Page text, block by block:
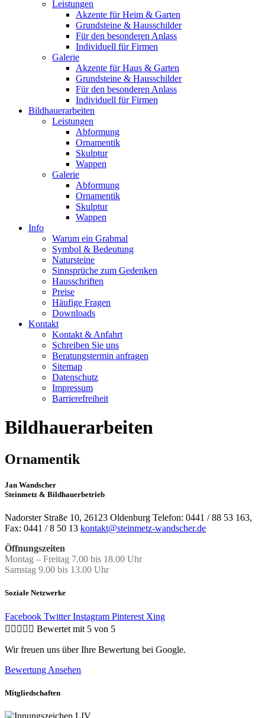
Leistungen
Akzente für Heim & Garten
Grundsteine & Hausschilder
Für den besonderen Anlass
Individuell für Firmen
Galerie
Akzente für Haus & Garten
Grundsteine & Hausschilder
Für den besonderen Anlass
Individuell für Firmen
Bildhauerarbeiten
Leistungen
Abformung
Ornamentik
Skulptur
Wappen
Galerie
Abformung
Ornamentik
Skulptur
Wappen
Info
Warum ein Grabmal
Symbol & Bedeutung
Natursteine
Sinnsprüche zum Gedenken
Hausschriften
Preise
Häufige Fragen
Downloads
Kontakt
Kontakt & Anfahrt
Schreiben Sie uns
Beratungstermin anfragen
Sitemap
Datenschutz
Impressum
Barrierefreiheit
Bildhauerarbeiten
Ornamentik
Jan Wandscher
Steinmetz & Bildhauerbetrieb
Nadorster Straße 10, 26123 Oldenburg Telefon: 0441 / 88 53 163,
Fax: 0441 / 8 50 13 kontakt@steinmetz-wandscher.de
Öffnungszeiten
Montag – Freitag 7.00 bis 18.00 Uhr
Samstag 9.00 bis 13.00 Uhr
Soziale Netzwerke
Facebook Twitter Instagram Pinterest Xing
     Bewertet mit 5 von 5
Wir freuen uns über Ihre Bewertung bei Google.
Bewertung Ansehen
Mitgliedschaften